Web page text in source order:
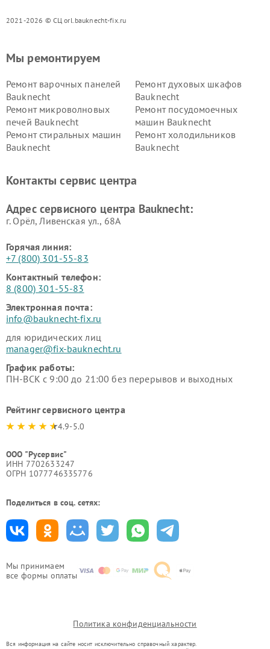
2021-2026 © СЦ orl.bauknecht-fix.ru
Мы принимаем
все формы оплаты
Мы ремонтируем
Ремонт варочных панелей
Bauknecht
Ремонт духовых шкафов
Bauknecht
Ремонт микроволновых
печей Bauknecht
Ремонт посудомоечных
машин Bauknecht
Ремонт стиральных машин
Bauknecht
Ремонт холодильников
Bauknecht
Контакты сервис центра
Адрес сервисного центра Bauknecht:
г. Орёл, Ливенская ул., 68А
Горячая линия:
+7 (800) 301-55-83
Контактный телефон:
8 (800) 301-55-83
Электронная почта:
info@bauknecht-fix.ru
для юридических лиц
manager@fix-bauknecht.ru
График работы:
ПН-ВСК с 9:00 до 21:00 без перерывов и выходных
Рейтинг сервисного центра
4.9-5.0
ООО "Русервис"
ИНН 7702633247
ОГРН 1077746335776
Поделиться в соц. сетях:
Политика конфиденциальности
Вся информация на сайте носит исключительно справочный характер.